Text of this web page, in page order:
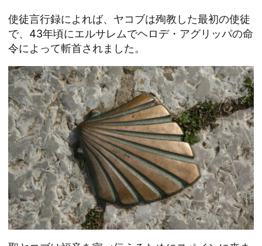
使徒言行録によれば、ヤコブは殉教した最初の使徒
で、43年頃にエルサレムでヘロデ・アグリッパの命
令によって斬首されました。